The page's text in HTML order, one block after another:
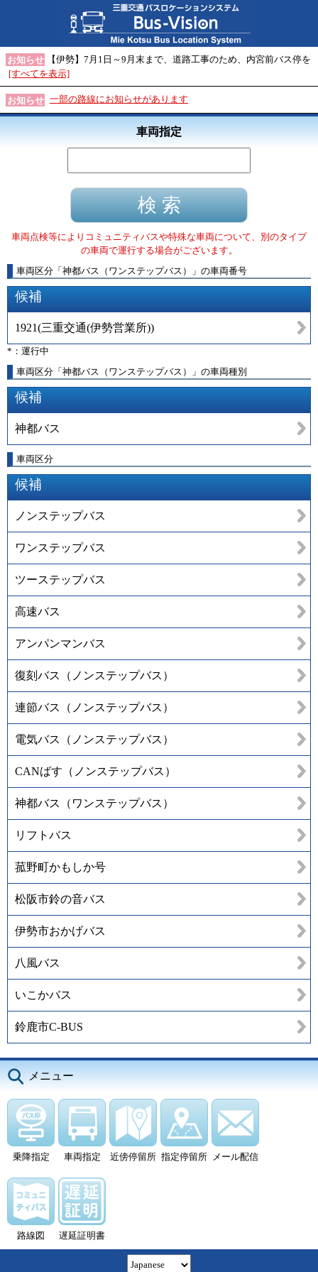
お知らせ
【伊勢】7月1日～9月末まで、道路工事のため、内宮前バス停を
[すべてを表示]
お知らせ 一部の路線にお知らせがあります
車両指定
車両点検等によりコミュニティバスや特殊な車両について、別のタイプ
の車両で運行する場合がございます。
車両区分 「 神都バス（ワンステップバス） 」 の車両番号
候補
1921(三重交通(伊勢営業所))
*：運行中
車両区分「神都バス（ワンステップバス）」の車両種別
候補
神都バス
車両区分
候補
ノンステップバス
ワンステップバス
ツーステップバス
高速バス
アンパンマンバス
復刻バス（ノンステップバス）
連節バス（ノンステップバス）
電気バス（ノンステップバス）
CANばす（ノンステップバス）
神都バス（ワンステップバス）
リフトバス
菰野町かもしか号
松阪市鈴の音バス
伊勢市おかげバス
八風バス
いこかバス
鈴鹿市C-BUS
メニュー
乗降指定 車両指定 近傍停留所 指定停留所 メール配信
路線図 遅延証明書